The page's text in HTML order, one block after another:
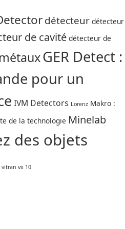
détecteur détecteur
de cavité détecteur de
GER Detect :
pour un
IVM Detectors Lorenz Makro :
de la technologie Minelab
des objets
vitran vx 10